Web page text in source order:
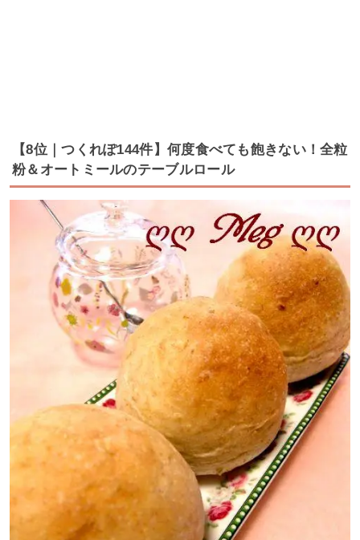
【8位｜つくれぽ144件】何度食べても飽きない！全粒
粉＆オートミールのテーブルロール